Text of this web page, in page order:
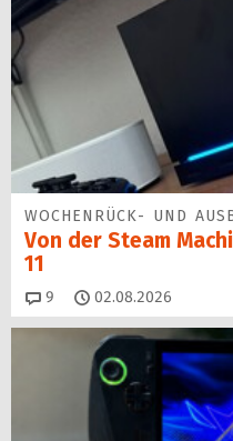
WOCHENRÜCK- UND
Von der Steam
11
9 Kommentare
02.08.2026